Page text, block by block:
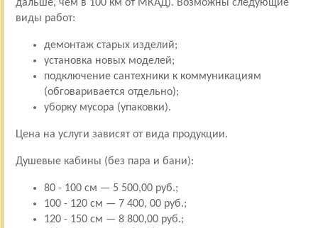
дальше, чем в 100 км от МКАД). Возможны следующие
виды работ:
демонтаж старых изделий;
установка новых моделей;
подключение сантехники к коммуникациям
(обговаривается отдельно);
уборку мусора (упаковки).
Цена на услуги зависят от вида продукции.
Душевые кабины (без пара и бани):
80 - 100 см — 5 500,00 руб.;
100 - 120 см — 7 400, 00 руб.;
120 - 150 см — 8 800,00 руб.;